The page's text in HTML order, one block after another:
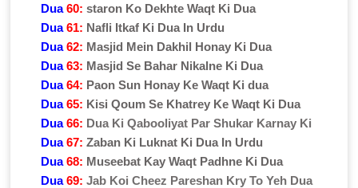
Dua 60: staron Ko Dekhte Waqt Ki Dua
Dua 61: Nafli Itkaf Ki Dua In Urdu
Dua 62: Masjid Mein Dakhil Honay Ki Dua
Dua 63: Masjid Se Bahar Nikalne Ki Dua
Dua 64: Paon Sun Honay Ke Waqt Ki dua
Dua 65: Kisi Qoum Se Khatrey Ke Waqt Ki Dua
Dua 66: Dua Ki Qabooliyat Par Shukar Karnay Ki
Dua 67: Zaban Ki Luknat Ki Dua In Urdu
Dua 68: Museebat Kay Waqt Padhne Ki Dua
Dua69: Jab Koi Cheez Pareshan Kry To Yeh Dua